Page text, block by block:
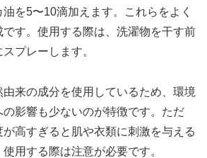
を5〜10滴加えます。これらをよく
す。使用する際は、洗濯物を干す前
プレーします。
来の成分を使用しているため、環境
影響も少ないのが特徴です。ただ
が高すぎると肌や衣類に刺激を与える
用する際は注意が必要です。